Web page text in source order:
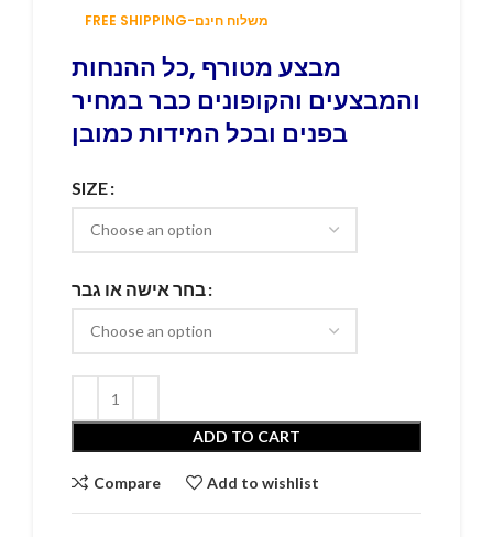
FREE SHIPPING-משלוח חינם
מבצע מטורף ,כל ההנחות
והמבצעים והקופונים כבר במחיר
בפנים ובכל המידות כמובן
SIZE
בחר אישה או גבר
ADD TO CART
Compare Add to wishlist